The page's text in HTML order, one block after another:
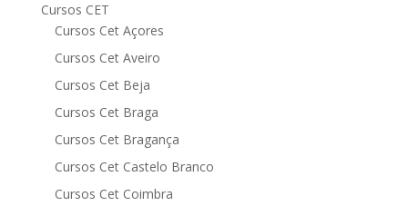
Cursos CET
Cursos Cet Açores
Cursos Cet Aveiro
Cursos Cet Beja
Cursos Cet Braga
Cursos Cet Bragança
Cursos Cet Castelo Branco
Cursos Cet Coimbra